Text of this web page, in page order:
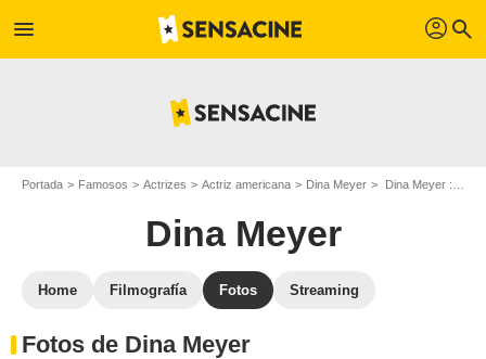
menu profil search
Portada Famosos Actrizes Actriz americana Dina Meyer Dina Meyer : Fotos de sus películas y series
Dina Meyer
Home Filmografía Fotos Streaming
Fotos de Dina Meyer